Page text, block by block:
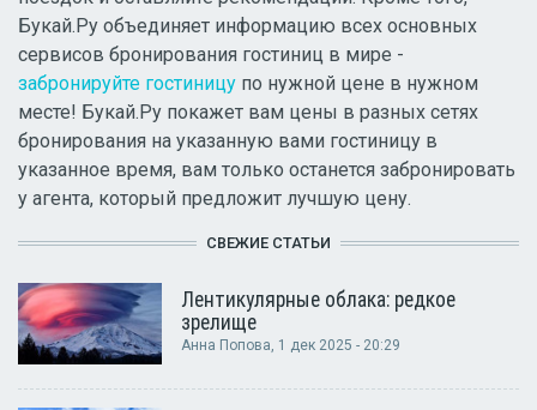
Букай.Ру объединяет информацию всех основных
сервисов бронирования гостиниц в мире -
забронируйте гостиницу по нужной цене в нужном
месте! Букай.Ру покажет вам цены в разных сетях
бронирования на указанную вами гостиницу в
указанное время, вам только останется забронировать
у агента, который предложит лучшую цену.
СВЕЖИЕ СТАТЬИ
Лентикулярные облака: редкое
зрелище
Анна Попова, 1 дек 2025 - 20:29